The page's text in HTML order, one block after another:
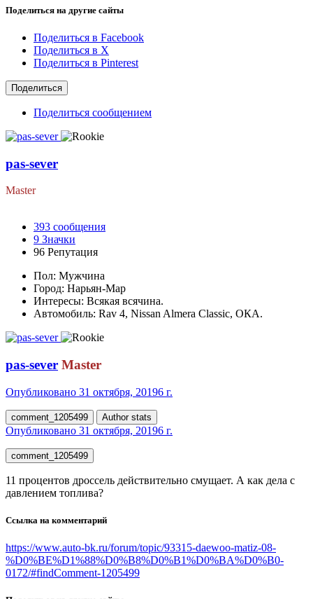
Поделиться на другие сайты
Поделиться в Facebook
Поделиться в X
Поделиться в Pinterest
Поделиться
Поделиться сообщением
pas-sever
Master
393 сообщения
9 Значки
96 Репутация
Пол: Мужчина
Город: Нарьян-Мар
Интересы: Всякая всячина.
Автомобиль: Rav 4, Nissan Almera Classic, ОКА.
pas-sever Master
Опубликовано 31 октября, 20196 г.
comment_1205499 Author stats
Опубликовано 31 октября, 20196 г.
comment_1205499
11 процентов дроссель действительно смущает. А как дела с
давлением топлива?
Ссылка на комментарий
https://www.auto-bk.ru/forum/topic/93315-daewoo-matiz-08-
%D0%BE%D1%88%D0%B8%D0%B1%D0%BA%D0%B0-
0172/#findComment-1205499